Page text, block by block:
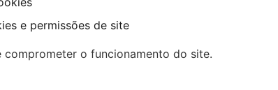
e permissões de site
o funcionamento do site.